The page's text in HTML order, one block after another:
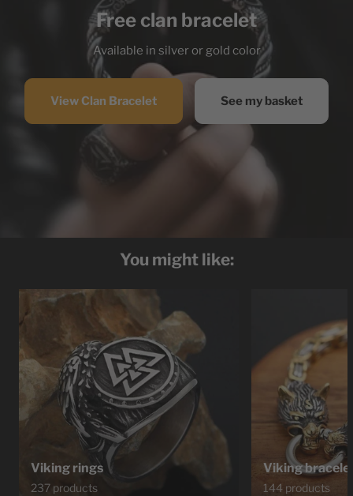
Free clan bracelet
Available in silver or gold color
View Clan Bracelet See my basket
You might like:
Viking rings
237 products
Viking
144 products